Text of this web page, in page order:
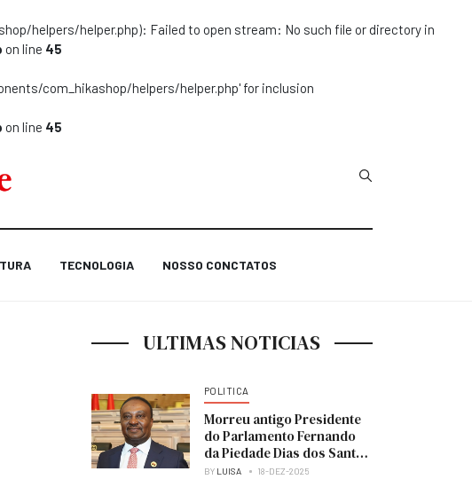
helpers/helper.php): Failed to open stream: No such file or directory in
on line 45
com_hikashop/helpers/helper.php' for inclusion
on line 45
Type 2 or more
TECNOLOGIA NOSSO CONCTATOS
ULTIMAS NOTICIAS
POLITICA
Morreu antigo Presidente
do Parlamento Fernando
da Piedade Dias dos Santos
“Nandó”
BY LUISA 18-DEZ-2025